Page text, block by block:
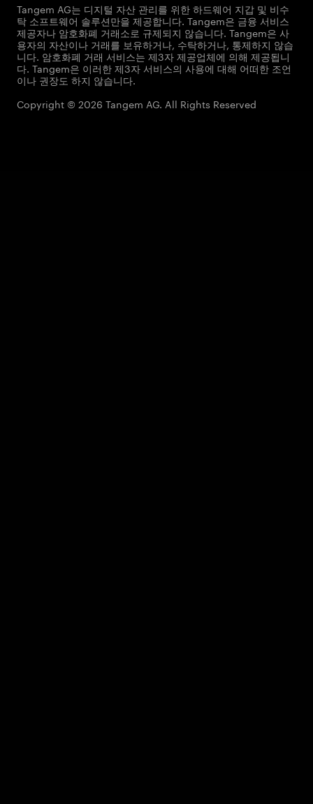
Tangem AG는 디지털 자산 관리를 위한 하드웨어 지갑 및 비수
탁 소프트웨어 솔루션만을 제공합니다. Tangem은 금융 서비스
제공자나 암호화폐 거래소로 규제되지 않습니다. Tangem은 사
용자의 자산이나 거래를 보유하거나, 수탁하거나, 통제하지 않습
니다. 암호화폐 거래 서비스는 제3자 제공업체에 의해 제공됩니
다. Tangem은 이러한 제3자 서비스의 사용에 대해 어떠한 조언
이나 권장도 하지 않습니다.